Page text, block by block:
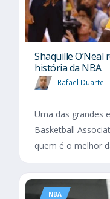
Shaquille
história da NBA
Rafael Duarte
Uma das grandes
Basketball
quem é o melhor
NBA